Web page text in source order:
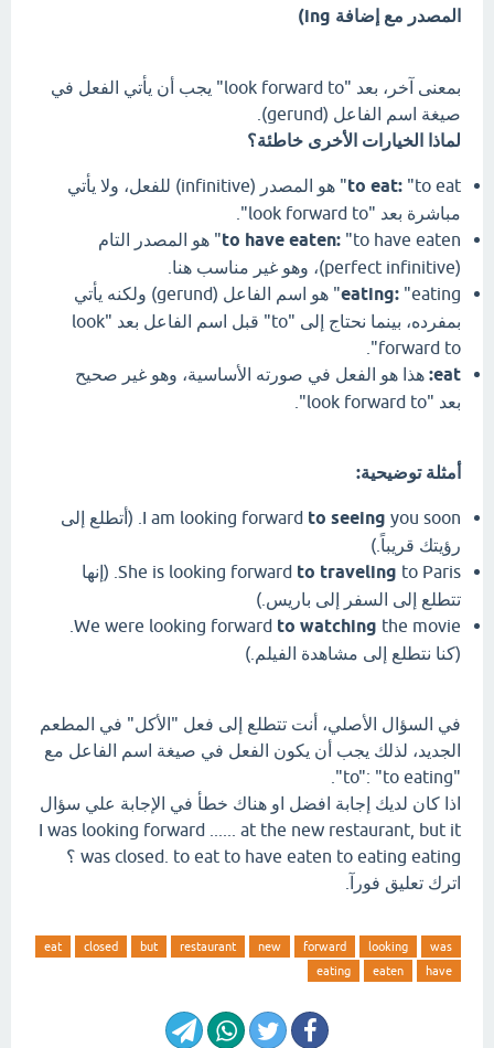
المصدر مع إضافة ing)
بمعنى آخر، بعد "look forward to" يجب أن يأتي الفعل في
صيغة اسم الفاعل (gerund).
لماذا الخيارات الأخرى خاطئة؟
to eat:
"to eat" هو المصدر (infinitive) للفعل، ولا يأتي
مباشرة بعد "look forward to".
to have eaten:"to have eaten" هو المصدر التام
(perfect infinitive)، وهو غير مناسب هنا.
eating:
"eating" هو اسم الفاعل (gerund) ولكنه يأتي
بمفرده، بينما نحتاج إلى "to" قبل اسم الفاعل بعد "look
forward to".
eat: هذا هو الفعل في صورته الأساسية، وهو غير صحيح
بعد "look forward to".
أمثلة توضيحية:
I am looking forward to seeing
you soon. (أتطلع إلى
رؤيتك قريباً.)
She is looking forward to traveling
to Paris. (إنها
تتطلع إلى السفر إلى باريس.)
We were looking forward to watching
(كنا نتطلع إلى مشاهدة الفيلم.)
في السؤال الأصلي، أنت تتطلع إلى فعل "الأكل" في المطعم
الجديد، لذلك يجب أن يكون الفعل في صيغة اسم الفاعل مع
"to": "to eating".
اذا كان لديك إجابة افضل او هناك خطأ في الإجابة علي سؤال
I was looking forward ...... at the new restaurant, but it
was closed. to eat to have eaten to eating eating ؟
اترك تعليق فورآ.
was
looking
forward
new
restaurant
but
closed
eat
have
eaten
eating